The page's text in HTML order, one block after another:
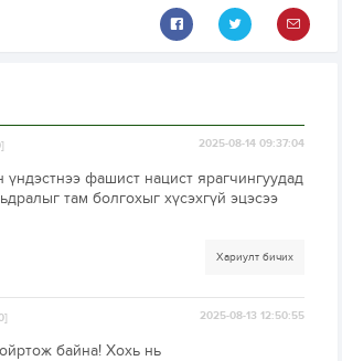
2025-08-14 09:37:04
фашист нацист ярагчингуудад
там болгохыг хүсэхгүй эцэсээ
Хариулт бичих
2025-08-13 12:50:55
байна! Хохь нь